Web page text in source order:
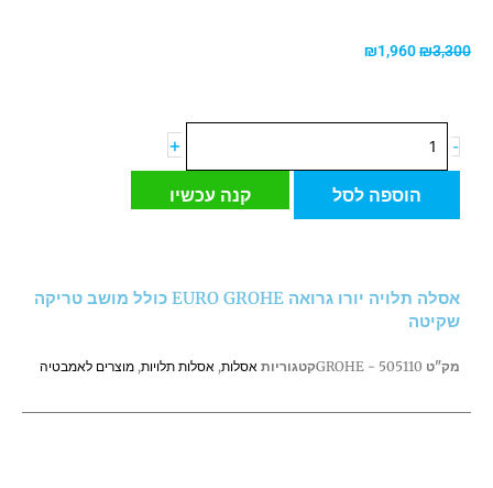
₪3,300
המחיר
₪3,300.
₪1,960
המחיר
₪1,960.
-
של
תלויה
GROHE
כולל
טריקה
+
הוספה לסל קנה עכשיו
אסלה תלויה יורו גרואה EURO GROHE כולל מושב טריקה
שקיטה
מק"ט 505110 - GROHE קטגוריות אסלות, אסלות תלויות, מוצרים לאמבטיה